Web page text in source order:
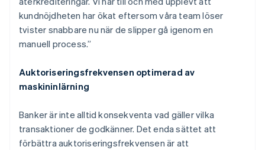
kundnöjdheten har ökat eftersom våra team löser
tvister snabbare nu när de slipper gå igenom en
manuell process.”
Auktoriseringsfrekvensen optimerad av
maskininlärning
Banker är inte alltid konsekventa vad gäller vilka
transaktioner de godkänner. Det enda sättet att
förbättra auktoriseringsfrekvensen är att